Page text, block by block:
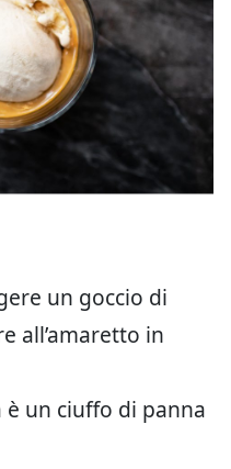
un goccio di
all’amaretto in
è un ciuffo di panna